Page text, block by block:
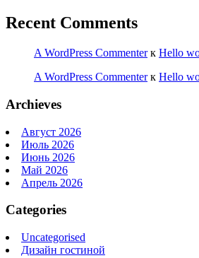
Recent Comments
A WordPress Commenterк Hello
A WordPress Commenterк Hello
Archieves
Август 2026
Июль 2026
Июнь 2026
Май 2026
Апрель 2026
Categories
Uncategorised
Дизайн гостиной